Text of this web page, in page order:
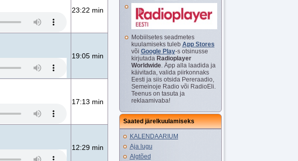
23:22 min
19:05 min
17:13 min
12:29 min
Mobiilsetes seadmetes
kuulamiseks tuleb App Stores
või Google Play-s otsinusse
kirjutada Radioplayer
Worldwide. Äpp alla laadida ja
käivitada, valida piirkonnaks
Eesti ja siis otsida Pereraadio,
Semeinoje Radio või RadioEli.
Teenus on tasuta ja
reklaamivaba!
Saated järelkuulamiseks
KALENDAARIUM
Aja lugu
Algtõed